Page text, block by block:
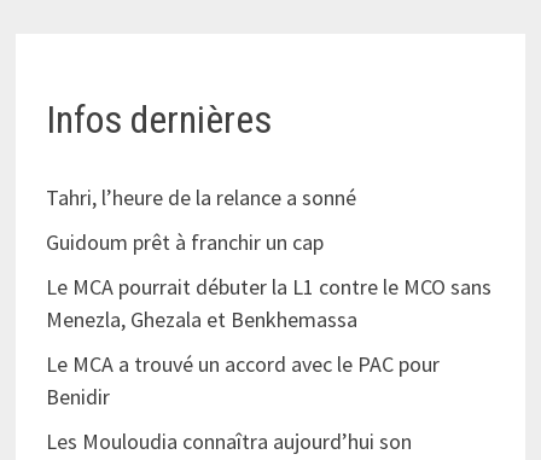
Infos dernières
Tahri, l’heure de la relance a sonné
Guidoum prêt à franchir un cap
Le MCA pourrait débuter la L1 contre le MCO sans
Menezla, Ghezala et Benkhemassa
Le MCA a trouvé un accord avec le PAC pour
Benidir
Les Mouloudia connaîtra aujourd’hui son